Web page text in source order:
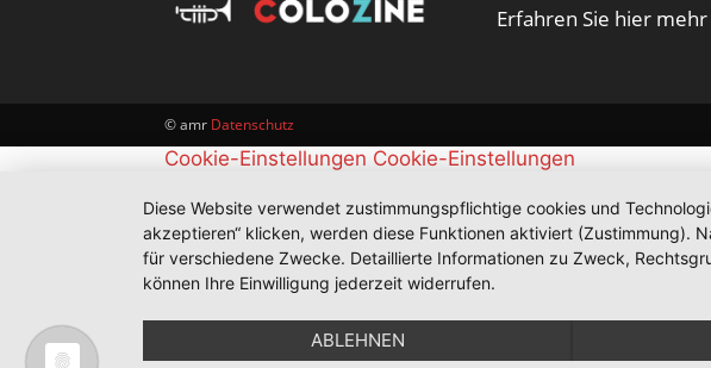
Erfahren Sie hier
© amr Datenschutz
Cookie-Einstellungen Cookie-Einstellungen
Diese Website verwendet zustimmungspflichtige cookies und
akzeptieren“ klicken, werden diese Funktionen aktiviert (Zustimmung).
für verschiedene Zwecke. Detaillierte Informationen zu Zweck,
können Ihre Einwilligung jederzeit widerrufen.
ABLEHNEN